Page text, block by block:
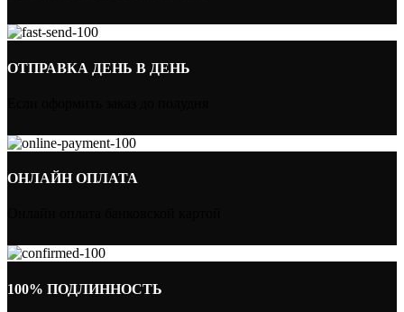
ОТПРАВКА ДЕНЬ В ДЕНЬ
ОНЛАЙН ОПЛАТА
100% ПОДЛИННОСТЬ